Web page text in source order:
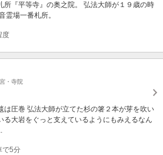
所『平等寺』の奥之院。 弘法大師が１９歳の時
霊場一番札所。
度
・寺院
は圧巻 弘法大師が立てた杉の箸２本が芽を吹い
る大岩をぐっと支えているようにもみえるなん
で5分